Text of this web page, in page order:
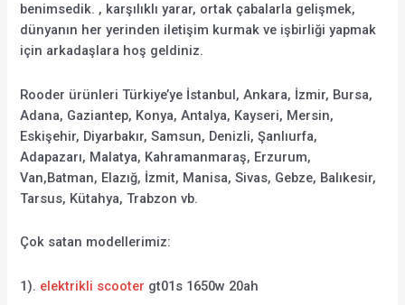
benimsedik. , karşılıklı yarar, ortak çabalarla gelişmek,
dünyanın her yerinden iletişim kurmak ve işbirliği yapmak
için arkadaşlara hoş geldiniz.
Rooder ürünleri Türkiye’ye İstanbul, Ankara, İzmir, Bursa,
Adana, Gaziantep, Konya, Antalya, Kayseri, Mersin,
Eskişehir, Diyarbakır, Samsun, Denizli, Şanlıurfa,
Adapazarı, Malatya, Kahramanmaraş, Erzurum,
Van,Batman, Elazığ, İzmit, Manisa, Sivas, Gebze, Balıkesir,
Tarsus, Kütahya, Trabzon vb.
Çok satan modellerimiz:
1). elektrikli scooter gt01s 1650w 20ah